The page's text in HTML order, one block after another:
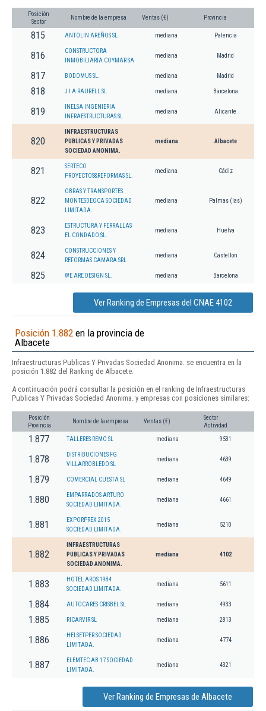
Posición
Sector
Nombre de la empresa Ventas (€) Provincia
815 ANTOLIN AREÑOS SL mediana Palencia
816
CONSTRUCTORA
INMOBILIARIA COYMAR SA
mediana Madrid
817 BODOMUS SL. mediana Madrid
818 J I A RAURELL SL mediana Barcelona
819
INELSA INGENIERIA
INFRAESTRUCTURAS SL
mediana Alicante
820
INFRAESTRUCTURAS
PUBLICAS Y PRIVADAS
SOCIEDAD ANONIMA.
mediana Albacete
821
SERTECO
PROYECTOS&REFORMAS SL.
mediana Cádiz
822
OBRAS Y TRANSPORTES
MONTESDEOCA SOCIEDAD
LIMITADA.
mediana Palmas (las)
823
ESTRUCTURA Y FERRALLAS
EL CONDADO SL.
mediana Huelva
824
CONSTRUCCIONES Y
REFORMAS CAMARA SRL
mediana Castellon
825 WE ARE DESIGN SL. mediana Barcelona
Ver Ranking de Empresas del CNAE 4102
Posición 1.882 en la provincia de
Albacete
Infraestructuras Publicas Y Privadas Sociedad Anonima. se encuentra en la
posición 1.882 del Ranking de Albacete.
A continuación podrá consultar la posición en el ranking de Infraestructuras
Publicas Y Privadas Sociedad Anonima. y empresas con posiciones similares:
Posición
Provincia
Nombre de la empresa Ventas (€)
Sector
Actividad
1.877 TALLERES REMO SL mediana 9531
1.878
DISTRIBUCIONES FG
VILLARROBLEDO SL
mediana 4639
1.879 COMERCIAL CUESTA SL mediana 4649
1.880
EMPARRADOS ARTURO
SOCIEDAD LIMITADA.
mediana 4661
1.881
EXPORPREX 2015
SOCIEDAD LIMITADA.
mediana 5210
1.882
INFRAESTRUCTURAS
PUBLICAS Y PRIVADAS
SOCIEDAD ANONIMA.
mediana 4102
1.883
HOTEL AROS 1984
SOCIEDAD LIMITADA.
mediana 5611
1.884 AUTOCARES CRISBEL SL mediana 4933
1.885 RICARVIR SL mediana 2813
1.886
HELSETPER SOCIEDAD
LIMITADA.
mediana 4774
1.887
ELEMTEC AB 17 SOCIEDAD
LIMITADA.
mediana 4321
Ver Ranking de Empresas de Albacete